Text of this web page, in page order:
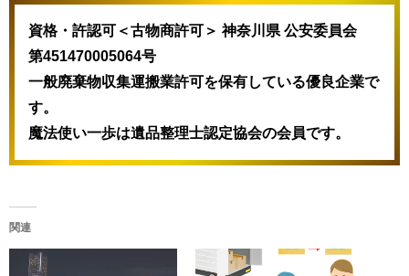
資格・許認可＜古物商許可＞ 神奈川県 公安委員会
第451470005064号
一般廃棄物収集運搬業許可を保有している優良企業で
す。
魔法使い一歩は遺品整理士認定協会の会員です。
関連